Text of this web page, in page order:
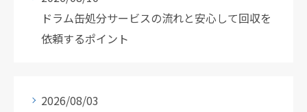
ドラム缶処分サービスの流れと安心して回収を
依頼するポイント
2026/08/03